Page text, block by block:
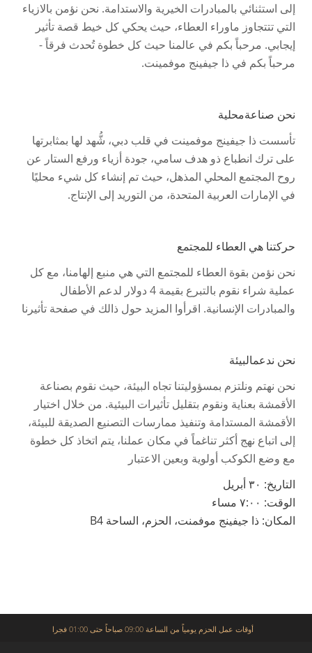
إلى استثنائي بالمبادرات الخيرية والاستدامة. نحن نؤمن بالازياء
التي تتتجاوز ماوراء العطاء، حيث يحكي كل خيط قصة تأثير
إيجابي. مرحباً بكم في عالمنا حيث كل خطوة تُحدث فرقاً -
مرحباً بكم في ذا جيفينج موفمينت.
نحن صناعةمحلية
تأسست ذا جيفينج موفمينت في قلب دبي، ‎شُّهد لها بمثابرتها
على ترك انطباع ذو هدف سامي، جودة أزياء ورفع الستار عن
روح المجتمع المحلي المذهل، حيث تم إنشاء كل شيء محليًا
في الإمارات العربية المتحدة، من التوريد إلى الإنتاج.
حركتنا هي العطاء للمجتمع
نحن نؤمن بقوة العطاء للمجتمع التي هي منبع إلهامنا، مع كل
عملية شراء نقوم بالتبرع بقيمة 4 دولار لدعم الأطفال
والمبادرات الإنسانية. اقرأوا المزيد حول ذالك في صفحة تأثيرنا
نحن ندعمالبيئة
نحن نهتم ونلتزم بمسؤوليتنا تجاه البيئة، حيث نقوم بصناعة
الأقمشة بعناية ونقوم بتقليل تأثيرات البيئية. من خلال اختيار
الأقمشة المستدامة وتنفيذ ممارسات التصنيع الصديقة للبيئة،
إلى اتباع نهج أكثر تناغماً في مكان عملنا، يتم اتخاذ كل خطوة
مع وضع الكوكب أولوية وبعين الاعتبار
التاريخ: ٣٠ أبريل
الوقت: ٧:٠٠ مساء
المكان: ذا جيفينج موفمنت، الحزم، الساحة B4
أوقات عمل الحزم يومياً من الساعة 09:00 صباحاً حتى 01:00 فجرا